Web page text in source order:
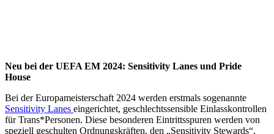
Neu bei der UEFA EM 2024: Sensitivity Lanes und Pride
House
Bei der Europameisterschaft 2024 werden erstmals sogenannte
Sensitivity Lanes eingerichtet, geschlechtssensible Einlasskontrollen
für Trans*Personen. Diese besonderen Eintrittsspuren werden von
speziell geschulten Ordnungskräften, den „Sensitivity Stewards“,